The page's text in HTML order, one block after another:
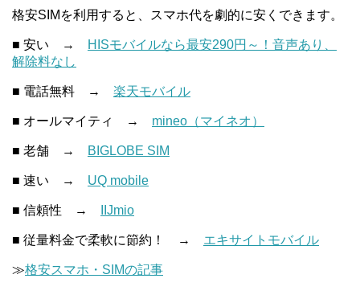
格安SIMを利用すると、スマホ代を劇的に安くできます。
■ 安い →
HISモバイルなら最安290円～！音声あり、
解除料なし
■ 電話無料 → 楽天モバイル
■ オールマイティ → mineo（マイネオ）
■ 老舗 → BIGLOBE SIM
■ 速い → UQ mobile
■ 信頼性 → IIJmio
■ 従量料金で柔軟に節約！ → エキサイトモバイル
≫格安スマホ・SIMの記事